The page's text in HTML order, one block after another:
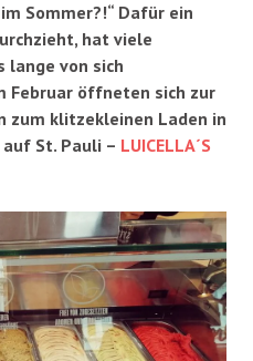
Sommer?!“ Dafür ein
hat viele
lange von sich
Februar öffneten sich zur
zum klitzekleinen Laden in
St. Pauli – LUICELLA´S